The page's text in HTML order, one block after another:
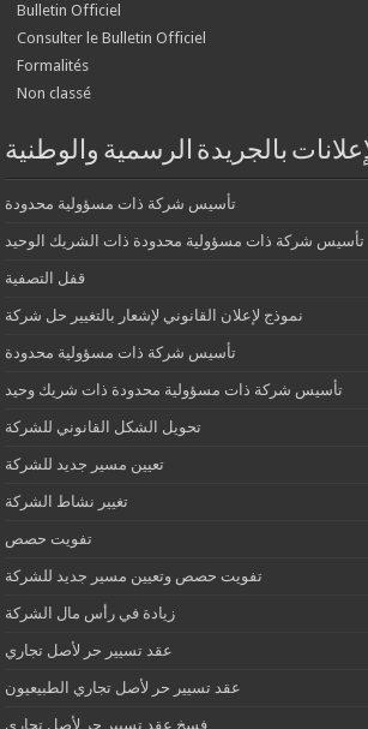
Bulletin Officiel
Consulter le Bulletin Officiel
Formalités
Non classé
بالجريدة الرسمية والوطنية
تأسيس شركة ذات مسؤولية محدودة
تأسيس شركة ذات مسؤولية محدودة ذات الشريك الوحيد
قفل التصفية
نموذج لإعلان القانوني لإشعار بالتغيير حل شركة
تأسيس شركة ذات مسؤولية محدودة
تأسيس شركة ذات مسؤولية محدودة ذات شريك وحيد
تحويل الشكل القانوني للشركة
تعيين مسير جديد للشركة
تغيير نشاط الشركة
تفويت حصص
تفويت حصص وتعيين مسير جديد للشركة
زيادة في رأس مال الشركة
عقد تسيير حر لأصل تجاري
عقد تسيير حر لأصل تجاري الطبيعيون
فسخ عقد تسيير حر لأصل تجاري